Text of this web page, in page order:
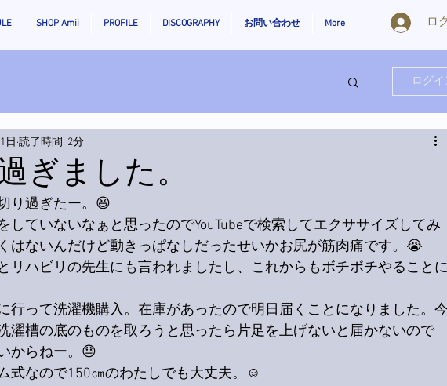
SHOP Amii PROFILE DISCOGRAPHY お問い合わせ More ロ
ログ
ぎました。
日 読了時間: 2分
り過ぎたー。😆
していないなぁと思ったのでYouTubeで検索してエクササイズしてみ
はないんだけど動きっぱなしだったせいかお尻が筋肉痛です。😭
リハビリの先生にも言われましたし、これからもボチボチやることに
行って洗濯機購入。在庫があったので明日届くことになりました。今
濯槽の底のものを取ろうと思ったら片足を上げないと届かないので
からねー。😓
式なので150㎝のわたしでも大丈夫。☺️